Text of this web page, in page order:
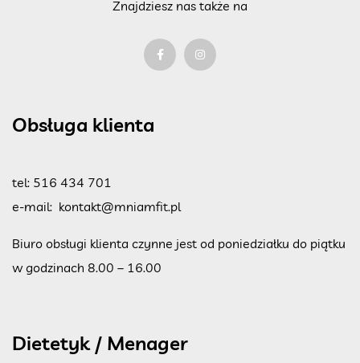
Znajdziesz nas także na
Obsługa klienta
tel: 516 434 701
e-mail: kontakt@mniamfit.pl
Biuro obsługi klienta czynne jest od poniedziałku do piątku
w godzinach 8.00 – 16.00
Dietetyk / Menager